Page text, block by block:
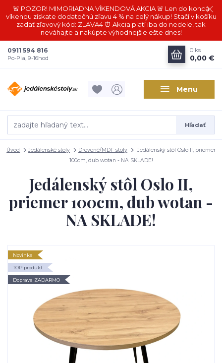
🚨 POZOR! MIMORIADNA VÍKENDOVÁ AKCIA 🚨 Len do konca
víkendu získate dodatočnú zľavu 4 % na celý nákup! Stačí v košíku
zadať zľavový kód: ZLAVA4 ⏰ Akcia platí iba do nedele, tak
neváhajte a nakúpte výhodnejšie ešte dnes!
Menu
Hľadať
0911 594 816
Po-Pia, 9-16hod
0 ks
0,00 €
Úvod Jedálenské stoly Drevené/MDF stoly
Jedálenský stôl Oslo II, priemer
100cm, dub wotan - NA SKLADE!
Jedálenský stôl Oslo II,
priemer 100cm, dub wotan -
NA SKLADE!
Novinka
TOP produkt
Doprava ZADARMO